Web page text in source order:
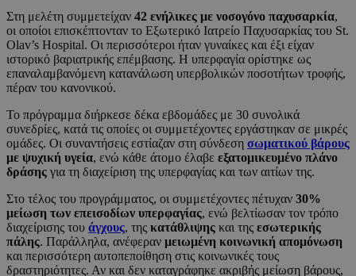
Στη μελέτη συμμετείχαν 42 ενήλικες με νοσογόνο παχυσαρκία,
οι οποίοι επισκέπτονταν το Εξωτερικό Ιατρείο Παχυσαρκίας του St.
Olav’s Hospital. Οι περισσότεροι ήταν γυναίκες και έξι είχαν
ιστορικό βαριατρικής επέμβασης. Η υπερφαγία ορίστηκε ως
επαναλαμβανόμενη κατανάλωση υπερβολικών ποσοτήτων τροφής,
πέραν του κανονικού.
Το πρόγραμμα διήρκεσε δέκα εβδομάδες με 30 συνολικά
συνεδρίες, κατά τις οποίες οι συμμετέχοντες εργάστηκαν σε μικρές
ομάδες. Οι συναντήσεις εστίαζαν στη σύνδεση σωματικού βάρους
με ψυχική υγεία, ενώ κάθε άτομο έλαβε εξατομικευμένο πλάνο
δράσης για τη διαχείριση της υπερφαγίας και των αιτίων της.
Στο τέλος του προγράμματος, οι συμμετέχοντες πέτυχαν 30%
μείωση των επεισοδίων υπερφαγίας, ενώ βελτίωσαν τον τρόπο
διαχείρισης του άγχους, της κατάθλιψης και της εσωτερικής
πάλης. Παράλληλα, ανέφεραν μειωμένη κοινωνική απομόνωση
και περισσότερη αυτοπεποίθηση στις κοινωνικές τους
δραστηριότητες. Αν και δεν καταγράφηκε ακριβής μείωση βάρους,